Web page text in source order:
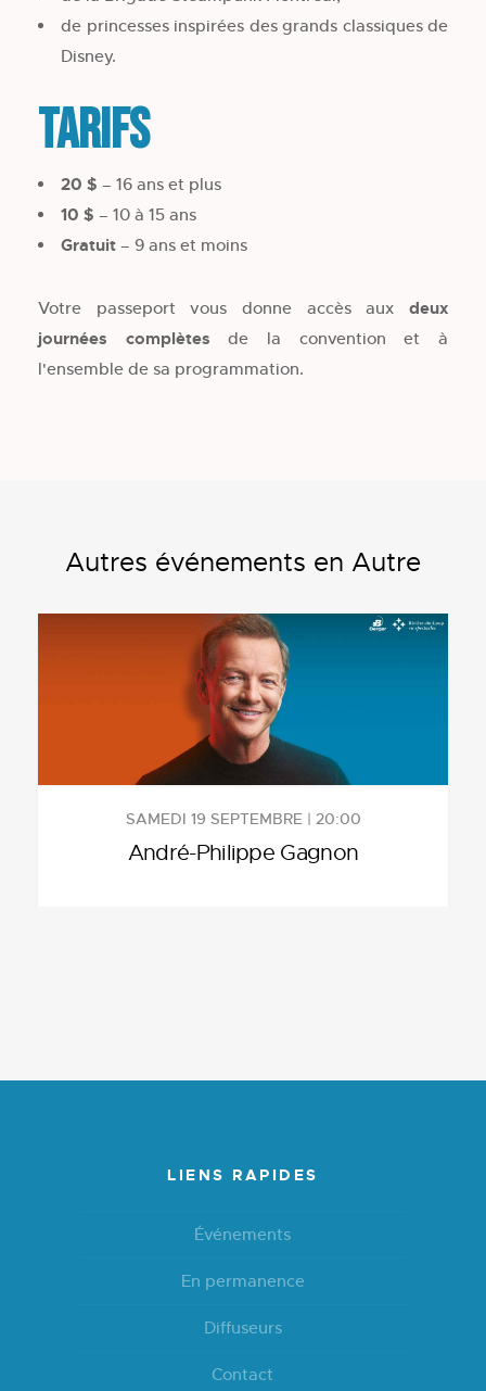
de princesses inspirées des grands classiques de
Disney.
Tarifs
20 $ – 16 ans et plus
10 $ – 10 à 15 ans
Gratuit – 9 ans et moins
Votre passeport vous donne accès aux deux
journées complètes de la convention et à
l'ensemble de sa programmation.
Autres événements en Autre
SAMEDI 19 SEPTEMBRE | 20:00
André-Philippe Gagnon
LIENS RAPIDES
Événements
En permanence
Diffuseurs
Contact